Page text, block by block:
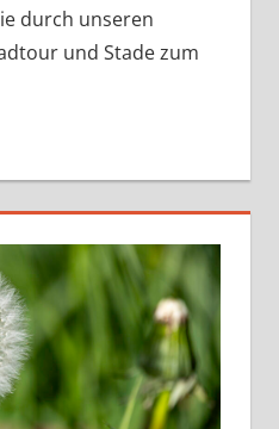
durch unseren
und Stade zum